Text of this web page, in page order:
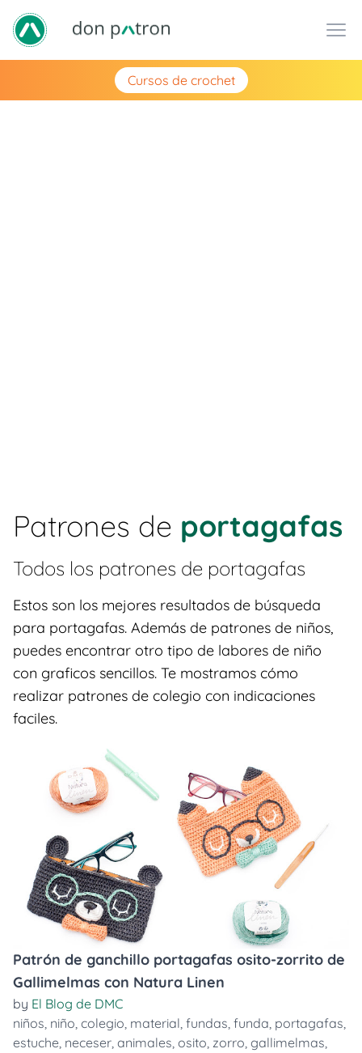
Cursos de crochet
Patrones de portagafas
Todos los patrones de portagafas
Estos son los mejores resultados de búsqueda
para portagafas. Además de patrones de niños,
puedes encontrar otro tipo de labores de niño
con graficos sencillos. Te mostramos cómo
realizar patrones de colegio con indicaciones
faciles.
Patrón de ganchillo portagafas osito-zorrito de
Gallimelmas con Natura Linen
by El Blog de DMC
niños, niño, colegio, material, fundas, funda, portagafas,
estuche, neceser, animales, osito, zorro, gallimelmas,